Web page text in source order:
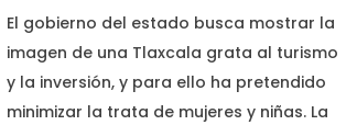
El gobierno del estado busca mostrar la
imagen de una Tlaxcala grata al turismo
y la inversión, y para ello ha pretendido
minimizar la trata de mujeres y niñas. La